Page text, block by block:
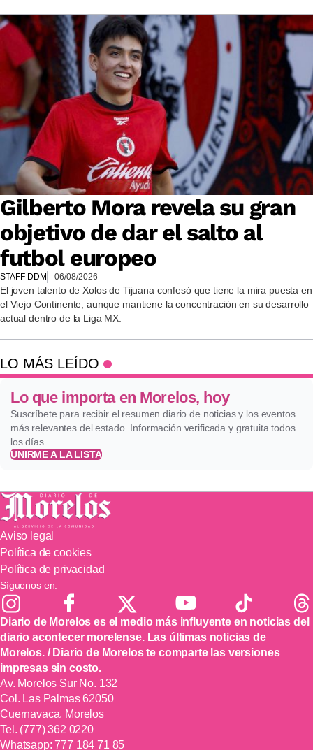
Gilberto Mora revela su gran
objetivo de dar el salto al
futbol europeo
STAFF DDM 06/08/2026
El joven talento de Xolos de Tijuana confesó que tiene la mira puesta en
el Viejo Continente, aunque mantiene la concentración en su desarrollo
actual dentro de la Liga MX.
LO MÁS LEÍDO
Lo que importa en Morelos, hoy
Suscríbete para recibir el resumen diario de noticias y los eventos
más relevantes del estado. Información verificada y gratuita todos
los días.
UNIRME A LA LISTA
Aviso legal
Política de cookies
Política de privacidad
Síguenos en:
Diario de Morelos es el medio más influyente en noticias del
diario acontecer morelense. Las últimas noticias de
Morelos. / Diario de Morelos te comparte las versiones
impresas sin costo.
Av. Morelos Sur No. 132
Col. Las Palmas 62050
Cuernavaca, Morelos
Tel. (777) 362 0220
Whatsapp:777 184 71 85